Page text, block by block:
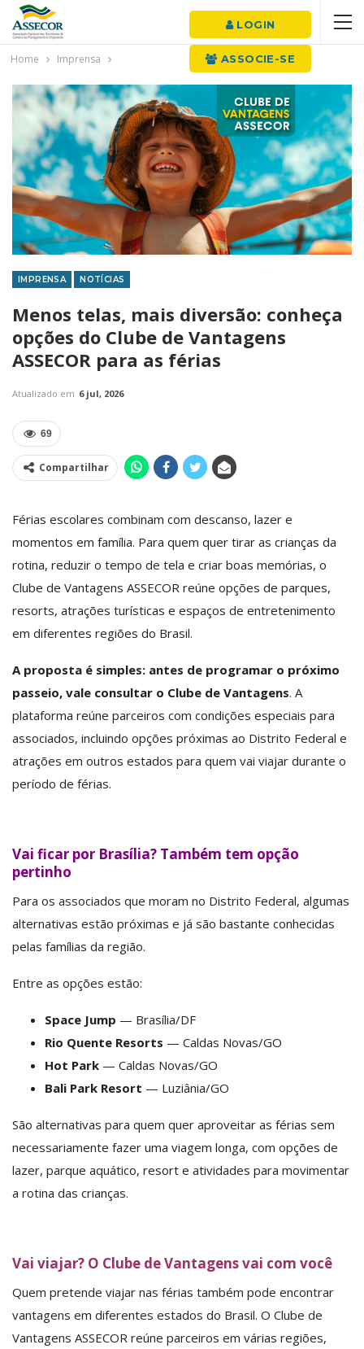
LOGIN
ASSOCIE-SE
Home Imprensa
IMPRENSA NOTÍCIAS
Menos telas, mais diversão: conheça
opções do Clube de Vantagens
ASSECOR para as férias
Atualizado em 6 jul, 2026
69
Compartilhar
Férias escolares combinam com descanso, lazer e
momentos em família. Para quem quer tirar as crianças da
rotina, reduzir o tempo de tela e criar boas memórias, o
Clube de Vantagens ASSECOR reúne opções de parques,
resorts, atrações turísticas e espaços de entretenimento
em diferentes regiões do Brasil.
A proposta é simples: antes de programar o próximo
passeio, vale consultar o Clube de Vantagens. A
plataforma reúne parceiros com condições especiais para
associados, incluindo opções próximas ao Distrito Federal e
atrações em outros estados para quem vai viajar durante o
período de férias.
Vai ficar por Brasília? Também tem opção
pertinho
Para os associados que moram no Distrito Federal, algumas
alternativas estão próximas e já são bastante conhecidas
pelas famílias da região.
Entre as opções estão:
Space Jump — Brasília/DF
Rio Quente Resorts — Caldas Novas/GO
Hot Park — Caldas Novas/GO
Bali Park Resort — Luziânia/GO
São alternativas para quem quer aproveitar as férias sem
necessariamente fazer uma viagem longa, com opções de
lazer, parque aquático, resort e atividades para movimentar
a rotina das crianças.
Vai viajar? O Clube de Vantagens vai com você
Quem pretende viajar nas férias também pode encontrar
vantagens em diferentes estados do Brasil. O Clube de
Vantagens ASSECOR reúne parceiros em várias regiões,